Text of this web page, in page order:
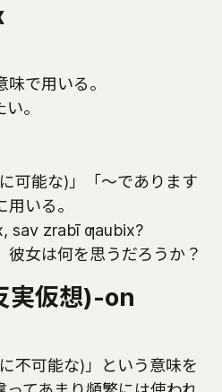
味で用いる。
。
可能な)」「〜であります
いる。
sav zrabī ƣaubix?
彼女は何を思うだろうか？
実仮想)-on
不可能な)」という意味を